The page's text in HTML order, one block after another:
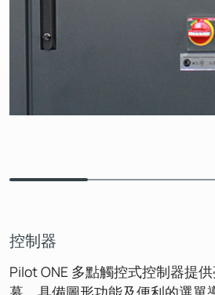
控制器
Pilot ONE 多點觸控式控制器提